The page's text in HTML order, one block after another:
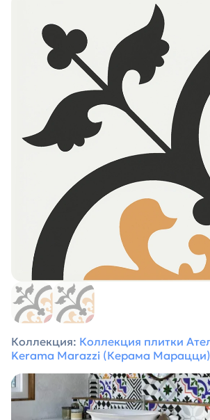
Коллекция: Коллекция плитки
Kerama Marazzi (Керама Марацци)